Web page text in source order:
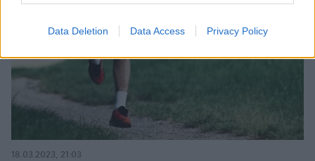
Data Deletion Data Access Privacy Policy
18.03.2023, 21:03